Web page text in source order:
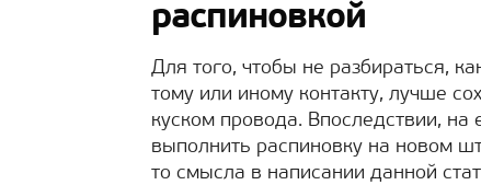
распиновкой
Для того, чтобы не разбираться,
тому или иному контакту, лучше
куском провода. Впоследствии, на
выполнить распиновку на новом
то смысла в написании данной